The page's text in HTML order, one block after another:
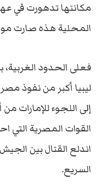
مكانتها تدهورت في
المحلية هذه صارت
فعلى الحدود الغربية،
ليبيا أكبر من نفوذ
إلى اللجوء للإمارات
القوات المصرية التي
اندلع القتال بين
السريع.